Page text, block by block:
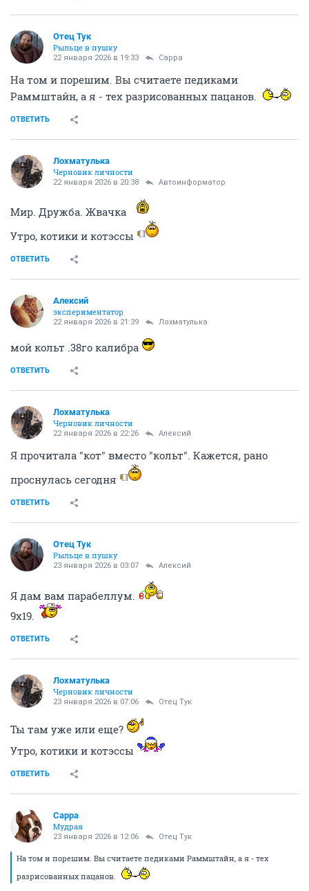
Отец Тук
Рыльце в пушку
22 января 2026 в 19:33 Сарра
На том и порешим. Вы считаете педиками
Раммштайн, а я - тех разрисованных пацанов.
ОТВЕТИТЬ
Лохматулька
Черновик личности
22 января 2026 в 20:38 Автоинформатор
Мир. Дружба. Жвачка
Утро, котики и котэссы
ОТВЕТИТЬ
Алексий
экспериментатор
22 января 2026 в 21:39 Лохматулька
мой кольт .38го калибра
ОТВЕТИТЬ
Лохматулька
Черновик личности
22 января 2026 в 22:26 Алексий
Я прочитала "кот" вместо "кольт". Кажется, рано
проснулась сегодня
ОТВЕТИТЬ
Отец Тук
Рыльце в пушку
23 января 2026 в 03:07 Алексий
Я дам вам парабеллум.
9х19.
ОТВЕТИТЬ
Лохматулька
Черновик личности
23 января 2026 в 07:06 Отец Тук
Ты там уже или еще?
Утро, котики и котэссы
ОТВЕТИТЬ
Сарра
Мудрая
23 января 2026 в 12:06 Отец Тук
На том и порешим. Вы считаете педиками Раммштайн, а я - тех
разрисованных пацанов.